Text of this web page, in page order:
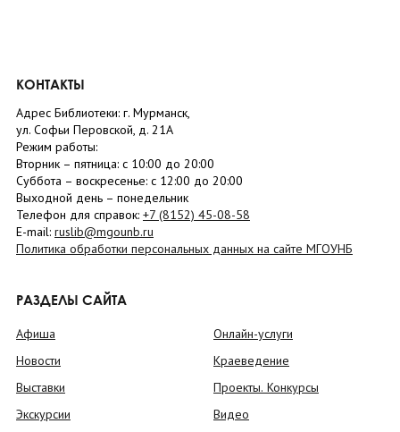
КОНТАКТЫ
Адрес Библиотеки: г. Мурманск,
ул. Софьи Перовской, д. 21А
Режим работы:
Вторник – пятница: с 10:00 до 20:00
Суббота – воскресенье: c 12:00 до 20:00
Выходной день – понедельник
Телефон для справок: +7 (8152) 45-08-58
E-mail: ruslib@mgounb.ru
Политика обработки персональных данных на сайте МГОУНБ
РАЗДЕЛЫ САЙТА
Афиша
Новости
Выставки
Экскурсии
Онлайн-услуги
Краеведение
Проекты. Конкурсы
Видео